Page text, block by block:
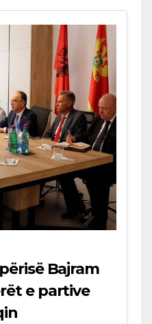
Bajram
e partive